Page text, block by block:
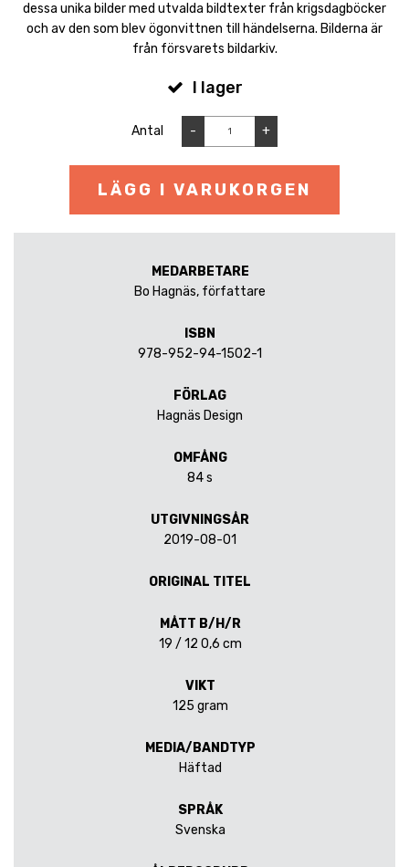
dessa unika bilder med utvalda bildtexter från krigsdagböcker
och av den som blev ögonvittnen till händelserna. Bilderna är
från försvarets bildarkiv.
I lager
Antal - +
LÄGG I VARUKORGEN
MEDARBETARE
Bo Hagnäs, författare
ISBN
978-952-94-1502-1
FÖRLAG
Hagnäs Design
OMFÅNG
84 s
UTGIVNINGSÅR
2019-08-01
ORIGINAL TITEL
MÅTT B/H/R
19 / 12 0,6 cm
VIKT
125 gram
MEDIA/BANDTYP
Häftad
SPRÅK
Svenska